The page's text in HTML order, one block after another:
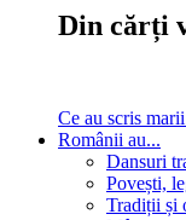
Din cărți
Ce au scris
Românii au...
Dansuri
Povești,
Tradiții și